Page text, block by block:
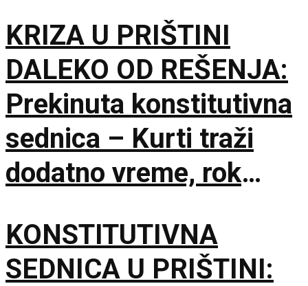
skupštine
KRIZA U PRIŠTINI
DALEKO OD REŠENJA:
Prekinuta konstitutivna
sednica – Kurti traži
dodatno vreme, rok
sutra
KONSTITUTIVNA
SEDNICA U PRIŠTINI: